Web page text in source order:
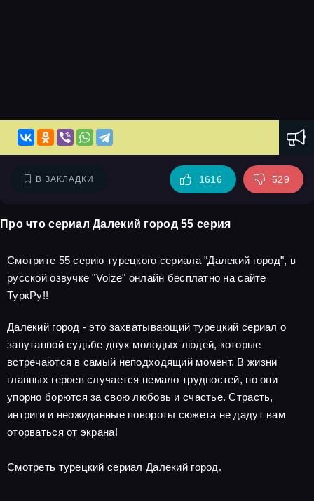
В ЗАКЛАДКИ 1616 529
Про что сериал Далекий город 55 серия
Смотрите 55 серию турецкого сериала "Далекий город", в
русской озвучке "Voize" онлайн бесплатно на сайте
ТуркРу!!
Далекий город - это захватывающий турецкий сериал о
запутанной судьбе двух молодых людей, которые
встречаются в самый неподходящий момент. В жизни
главных героев случается немало трудностей, но они
упорно борются за свою любовь и счастье. Страсть,
интриги и неожиданные повороты сюжета не дадут вам
оторваться от экрана!
Смотреть турецкий сериал Далекий город.